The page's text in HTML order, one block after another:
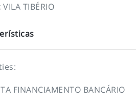
VILA TIBÉRIO
FINANCIAMENTO BANCÁRIO